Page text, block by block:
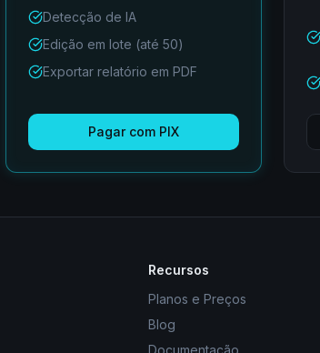
Detecção de IA
Edição em lote (até 50)
Exportar relatório em PDF
Pagar com PIX
Recursos
Planos e Preços
Blog
Documentação